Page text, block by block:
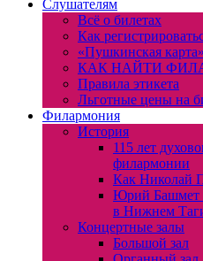
Слушателям
Всё о билетах
Как
«Пушкинская карта»
КАК НАЙТИ
Правила этикета
Льготные цены на
Филармония
История
115 лет
филармонии
Как Николай
Юрий Башмет
в Нижнем
Концертные залы
Большой зал